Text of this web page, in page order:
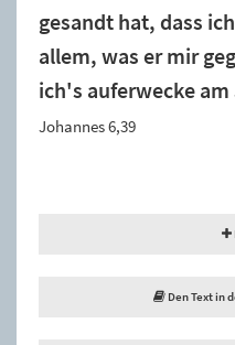
gesandt hat, dass
allem, was er mir
ich's auferwecke am
Johannes 6,39
Den Text in